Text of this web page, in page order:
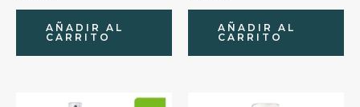
AÑADIR AL
CARRITO
AÑADIR AL
CARRITO